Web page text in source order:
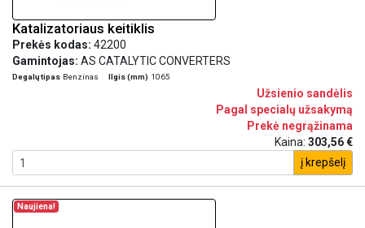
Katalizatoriaus keitiklis
Prekės kodas: 42200
Gamintojas: AS CATALYTIC CONVERTERS
Degalų tipas Benzinas Ilgis (mm) 1065
Užsienio sandėlis
Pagal specialų užsakymą
Prekė negrąžinama
Kaina: 303,56 €
į krepšelį
Naujiena!